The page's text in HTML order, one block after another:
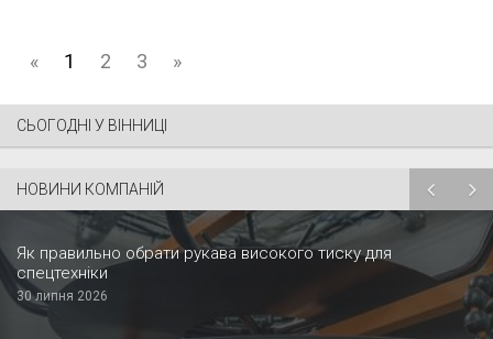
« 1 2 3 »
СЬОГОДНІ У ВІННИЦІ
НОВИНИ КОМПАНІЙ
Як правильно обрати рукава високого тиску для
спецтехніки
30 липня 2026